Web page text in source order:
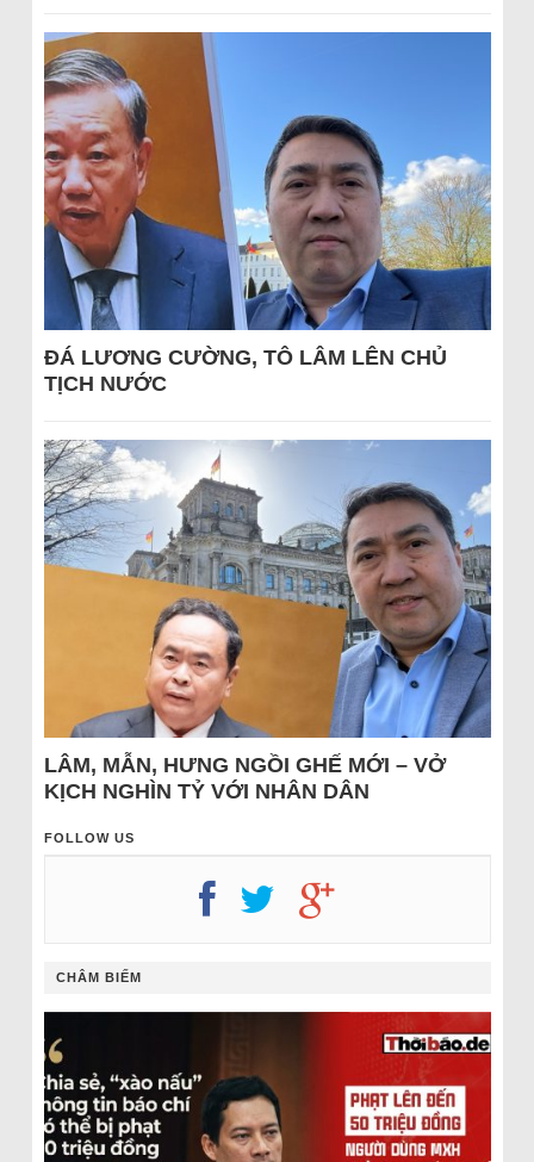
ĐÁ LƯƠNG CƯỜNG, TÔ LÂM LÊN CHỦ
TỊCH NƯỚC
LÂM, MẪN, HƯNG NGỒI GHẾ MỚI – VỞ
KỊCH NGHÌN TỶ VỚI NHÂN DÂN
FOLLOW US
CHÂM BIẾM